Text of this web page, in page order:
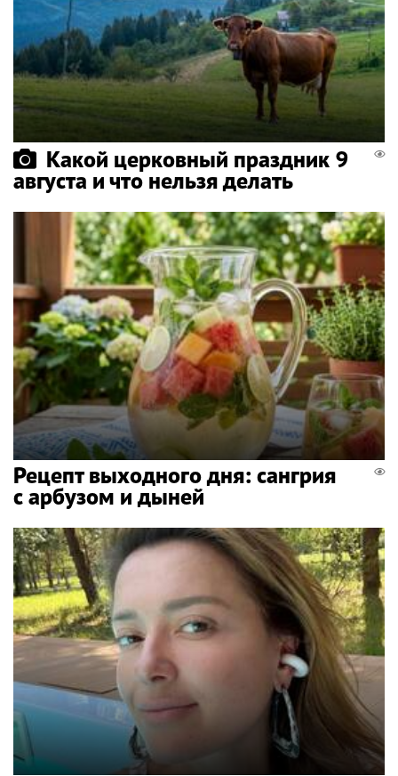
Какой церковный праздник 9
августа и что нельзя делать
Рецепт выходного дня: сангрия
с арбузом и дыней